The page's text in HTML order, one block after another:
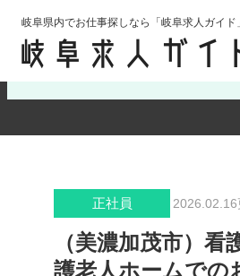
岐阜県内でお仕事探しなら「岐阜求人ガイド
検索条件の確認・変
正社員
（美濃加茂市）
護老人ホームでの